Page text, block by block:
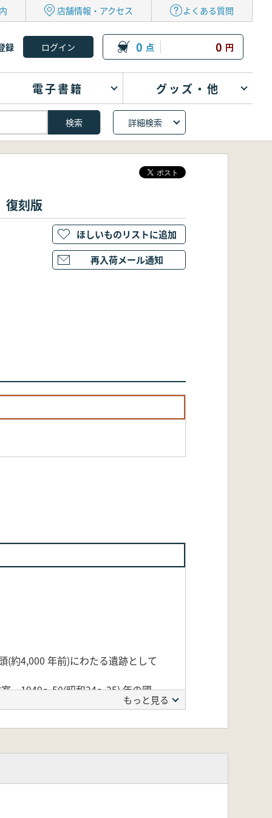
店舗情報・アクセス よくある質問
録 0 点 0 円
電子書籍 グッズ・他
詳細検索
刻版
ほしいものリストに追加
再入荷メール通知
約4,000 年前)にわたる遺跡として
、1949～50(昭和24～25) 年の國
の発掘では、低湿地地点から漆塗
ています。
もっと見る